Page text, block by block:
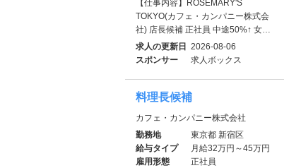
【仕事内容】ROSEMARY'S
TOKYO(カフェ・カンパニー株式会
社) 店長候補 正社員 中途50%↑ 女…
求人の更新日
2026-08-06
スポンサー
求人ボックス
料理長候補
カフェ・カンパニー株式会社
勤務地
東京都 新宿区
給与タイプ
月給32万円～45万円
雇用形態
正社員